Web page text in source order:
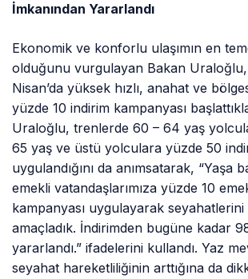
İmkanından Yararlandı
Ekonomik ve konforlu ulaşımın en
olduğunu vurgulayan Bakan Uraloğlu,
Nisan’da yüksek hızlı, anahat ve
yüzde 10 indirim kampanyası
Uraloğlu, trenlerde 60 – 64 yaş
65 yaş ve üstü yolculara yüzde 50
uygulandığını da anımsatarak, “Yaşa
emekli vatandaşlarımıza yüzde 10
kampanyası uygulayarak seyahatlerini
amaçladık. İndirimden bugüne kadar
yararlandı.” ifadelerini kullandı. Yaz
seyahat hareketliliğinin arttığına da